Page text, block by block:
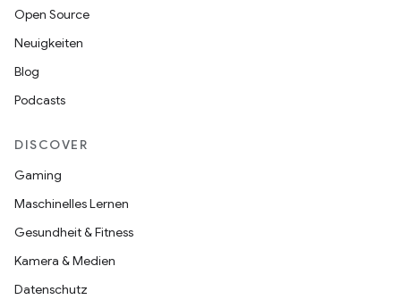
Open Source
Neuigkeiten
Blog
Podcasts
DISCOVER
Gaming
Maschinelles Lernen
Gesundheit & Fitness
Kamera & Medien
Datenschutz